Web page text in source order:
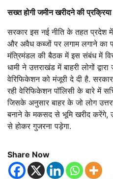
सख्त होगी जमीन खरीदने की प्रक्रिया
सरकार इस नई नीति के तहत प्रदेश
और अवैध कब्जों पर लगाम लगाने का
मंत्रिमंडल की बैठक में इस संबंध में
धामी ने उत्तराखंड में बाहरी लोगों
वेरिफिकेशन को मंजूरी दे दी है. सरकार
रही वेरिफिकेशन पॉलिसी के बारे में
जिसके अनुसार बाहर के जो लोग
बनाने के मकसद से भूमि खरीद करेंगे,
से होकर गुजरना पड़ेगा.
Share Now